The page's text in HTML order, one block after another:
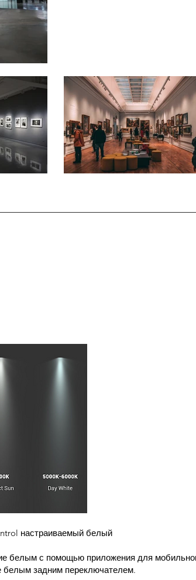
настраиваемый белый
белым с помощью приложения для
белым задним переключателем.